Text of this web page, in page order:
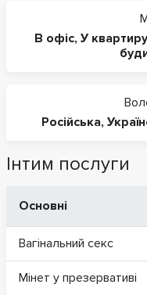
В офіс, У квартиру
Російська,
Інтим послуги
Основні
Вагінальний секс
Мінет у презервативі